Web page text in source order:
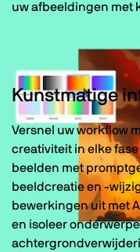
uw afbeeldingen met
Kunstmatige
Versnel uw workflow
creativiteit in elke
beelden met
beeldcreatie en -
bewerkingen uit met
en isoleer